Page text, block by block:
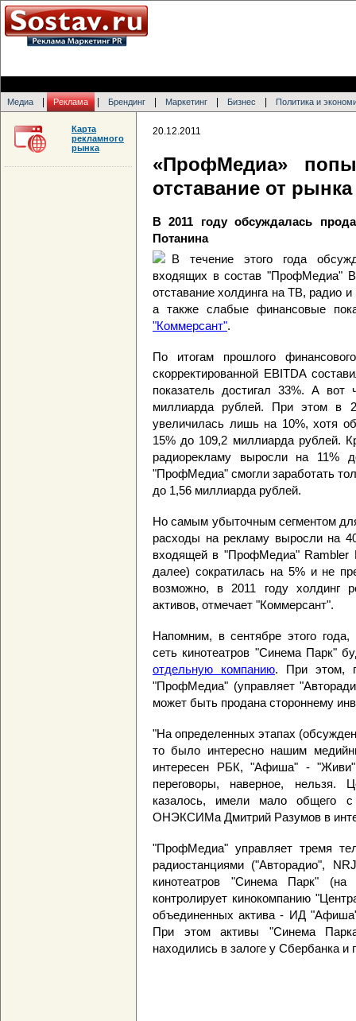
Медиа Реклама Брендинг Маркетинг Бизнес Политика и
20.12.2011
«ПрофМедиа»
отставание от рынка
В 2011 году обсуждалась
Потанина
В течение этого года
входящих в состав "ПрофМедиа"
отставание холдинга на ТВ, радио
а также слабые финансовые
"Коммерсант".
По итогам прошлого
скорректированной EBITDA
показатель достигал 33%. А
миллиарда рублей. При этом в
увеличилась лишь на 10%, хотя
15% до 109,2 миллиарда рублей.
радиорекламу выросли на 11%
"ПрофМедиа" смогли заработать
до 1,56 миллиарда рублей.
Но самым убыточным сегментом
расходы на рекламу выросли на
входящей в "ПрофМедиа" Rambler
далее) сократилась на 5% и не
возможно, в 2011 году холдинг
активов, отмечает "Коммерсант".
Напомним, в сентябре этого
сеть кинотеатров "Синема Парк"
отдельную компанию. При этом,
"ПрофМедиа" (управляет
может быть продана стороннему
"На определенных этапах
то было интересно нашим
интересен РБК, "Афиша" -
переговоры, наверное, нельзя.
казалось, имели мало общего с
ОНЭКСИМа Дмитрий Разумов в
"ПрофМедиа" управляет тремя
радиостанциями ("Авторадио",
кинотеатров "Синема Парк"
контролирует кинокомпанию
объединенных актива - ИД
При этом активы "Синема
находились в залоге у Сбербанка
Карта
рекламного
рынка